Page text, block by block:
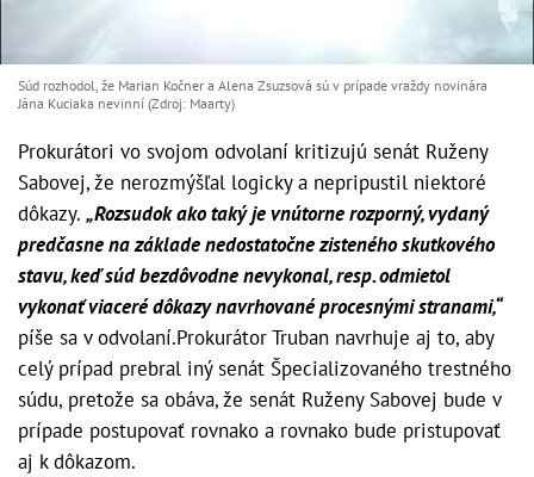
Súd rozhodol, že Marian Kočner a Alena Zsuzsová sú v prípade vraždy novinára
Jána Kuciaka nevinní (Zdroj: Maarty)
Prokurátori vo svojom odvolaní kritizujú senát Ruženy
Sabovej, že nerozmýšľal logicky a nepripustil niektoré
dôkazy. „Rozsudok ako taký je vnútorne rozporný, vydaný
predčasne na základe nedostatočne zisteného skutkového
stavu, keď súd bezdôvodne nevykonal, resp. odmietol
vykonať viaceré dôkazy navrhované procesnými stranami,“
píše sa v odvolaní.Prokurátor Truban navrhuje aj to, aby
celý prípad prebral iný senát Špecializovaného trestného
súdu, pretože sa obáva, že senát Ruženy Sabovej bude v
prípade postupovať rovnako a rovnako bude pristupovať
aj k dôkazom.